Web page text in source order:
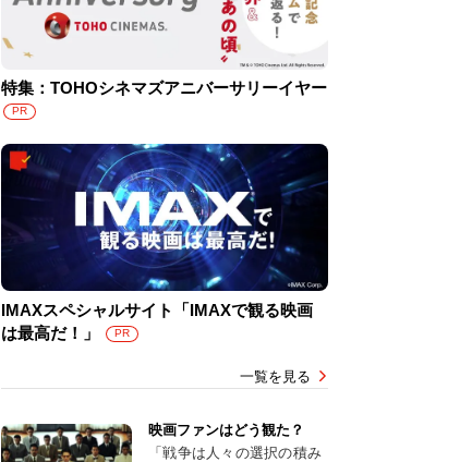
特集：TOHOシネマズアニバーサリーイヤー
PR
IMAXスペシャルサイト「IMAXで観る映画
は最高だ！」
PR
一覧を見る
映画ファンはどう観た？
「戦争は人々の選択の積み